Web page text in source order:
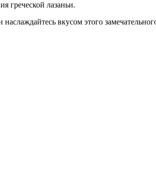
греческой лазаньи.
вкусом этого